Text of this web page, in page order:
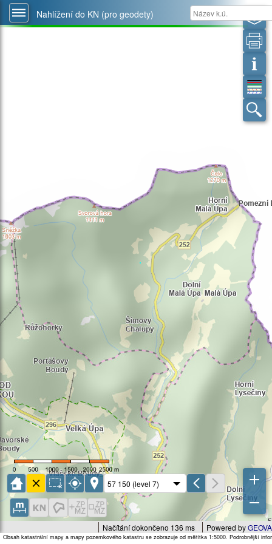
Nahlížení do KN (pro geodety)
Powered by
Načítání dokončeno 136 ms
Obsah katastrální mapy a mapy pozemkového katastru se zobrazuje od měřítka 1:5000. Podrobnější